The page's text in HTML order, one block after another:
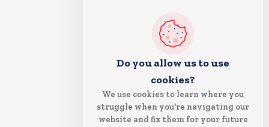
Do you allow us to use
cookies?
We use cookies to learn where you
struggle when you're navigating our
website and fix them for your future